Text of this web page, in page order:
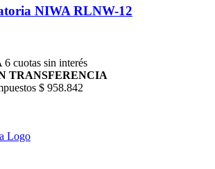
NIWA RLNW-12
cuotas sin interés
TRANSFERENCIA
$ 958.842